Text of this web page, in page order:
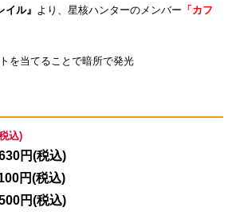
イル』 より、星核ハンターのメンバー 「カフ
を当てることで暗所で発光
込)
円(税込)
円(税込)
円(税込)